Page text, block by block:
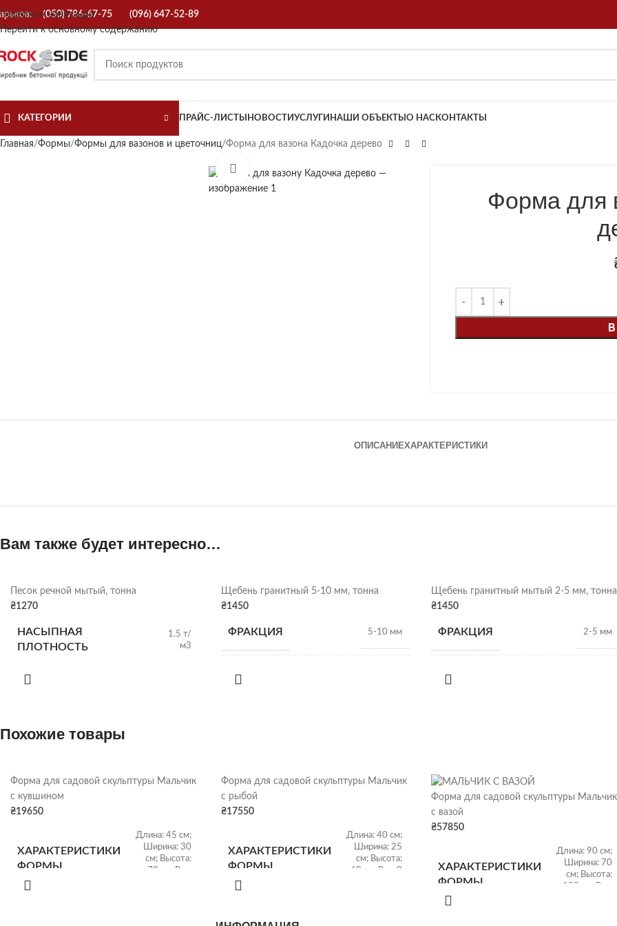
Перейти к навигации
Перейти к основному содержанию
(050) 786-67-75 (096) 647-52-89
КАТЕГОРИИ ПРАЙС-ЛИСТЫ НОВОСТИУСЛУГИ НАШИ ОБЪЕКТЫ О НАСКОНТАКТЫ
Главная Формы Формы для вазонов и цветочниц Форма для вазона Кадочка дерево
Нажмите, чтобы увеличить
Форма для
ОПИСАНИЕХАРАКТЕРИСТИКИ
Вам также будет интересно…
Песок речной мытый, тонна
₴1270
НАСЫПНАЯ
ПЛОТНОСТЬ
1.5 т/
м3
Щебень гранитный 5-10 мм, тонна
₴1450
ФРАКЦИЯ 5-10 мм
НАСЫПНАЯ
ОТГРУЗКА Щебень насыпью
Щебень гранитный мытый 2-5 мм, тонна
₴1450
ФРАКЦИЯ 2-5 мм
НАСЫПНАЯ
ОТГРУЗКА
Похожие товары
Форма для садовой скульптуры Мальчик
с кувшином
₴19650
ХАРАКТЕРИСТИКИ
ФОРМЫ
Длина: 45 см;
Ширина: 30
см; Высота:
70 см; Вес:
Форма для садовой скульптуры Мальчик
с рыбой
₴17550
ХАРАКТЕРИСТИКИ
ФОРМЫ
Длина: 40 см;
Ширина: 25
см; Высота:
60 см; Вес: 8
Форма для садовой скульптуры Мальчик
с вазой
₴57850
ХАРАКТЕРИСТИКИ
ФОРМЫ
Длина: 90 см;
Ширина: 70
см; Высота:
100 см; Вес: